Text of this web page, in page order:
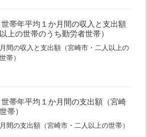
帯年平均１か月間の収入と支出額
上の世帯のうち勤労者世帯）
間の収入と支出額（宮崎市・二人以上の
帯）
帯年平均１か月間の支出額（宮崎
帯）
間の支出額（宮崎市・二人以上の世帯）